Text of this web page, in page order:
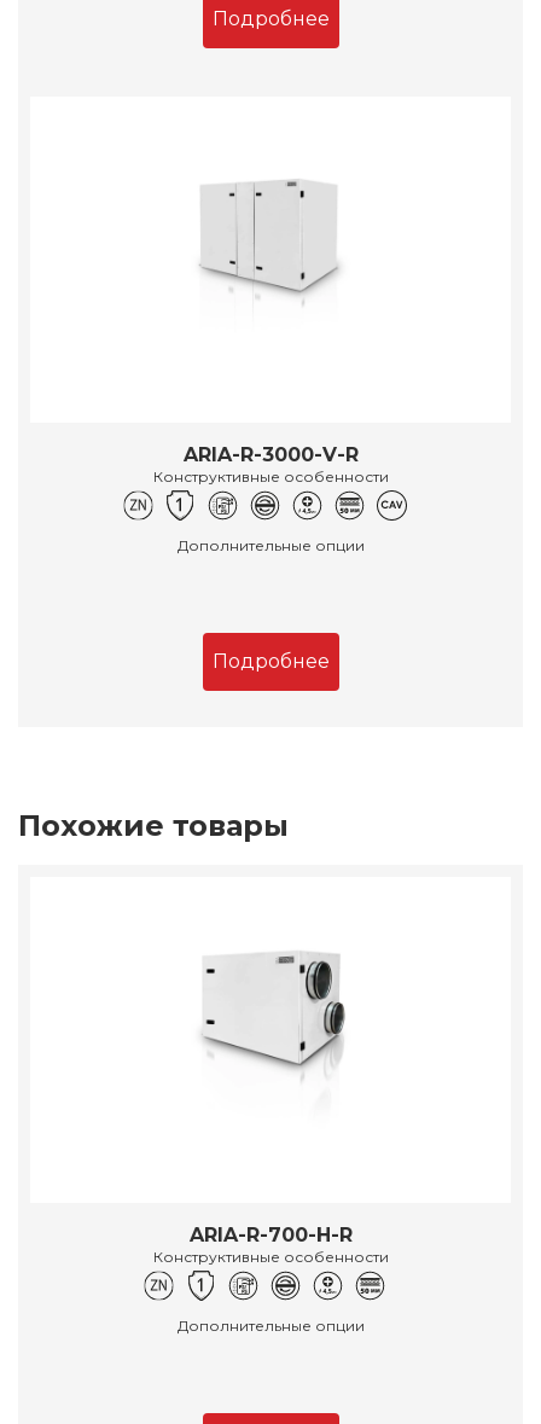
Подробнее
ARIA-R-3000-V-R
Конструктивные особенности
Дополнительные опции
Подробнее
Похожие товары
ARIA-R-700-H-R
Конструктивные особенности
Дополнительные опции